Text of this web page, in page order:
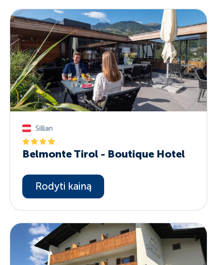
Sillian
Belmonte Tirol - Boutique Hotel
Rodyti kainą